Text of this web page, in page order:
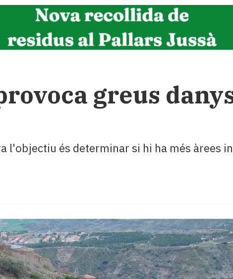
greus
l'objectiu és determinar si hi ha més àrees